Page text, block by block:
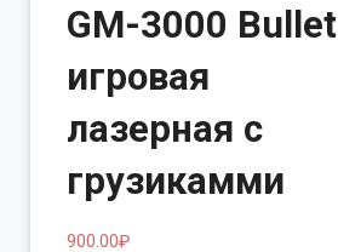
GM-3000 Bullet
игровая
лазерная с
грузикамми
900.00₽